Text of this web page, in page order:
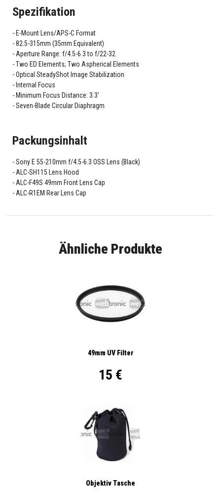
Spezifikation
E-Mount Lens/APS-C Format
82.5-315mm (35mm Equivalent)
Aperture Range: f/4.5-6.3 to f/22-32
Two ED Elements; Two Aspherical Elements
Optical SteadyShot Image Stabilization
Internal Focus
Minimum Focus Distance: 3.3'
Seven-Blade Circular Diaphragm
Packungsinhalt
Sony E 55-210mm f/4.5-6.3 OSS Lens (Black)
ALC-SH115 Lens Hood
ALC-F49S 49mm Front Lens Cap
ALC-R1EM Rear Lens Cap
Ähnliche Produkte
49mm UV Filter
15 €
Objektiv Tasche